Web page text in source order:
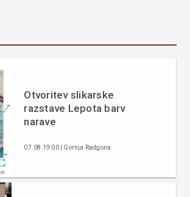
Otvoritev slikarske
razstave Lepota barv
narave
07.08 19:00 | Gornja Radgona